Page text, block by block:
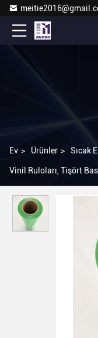
Ev > Ürünler > Sıcak
Vinil Ruloları, Tişört